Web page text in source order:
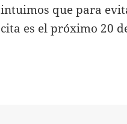
intuimos que para
cita es el próximo 20